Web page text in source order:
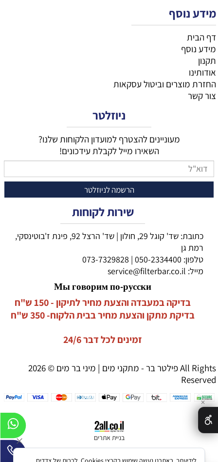
מידע נוסף
דף הבית
מידע נוסף
תקנון
אודותינו
החזרת מוצרים וביטול עסקאות
צור קשר
ניוזלטר
מעוניינים להצטרף למועדון הלקוחות שלנו?
השאירו מייל לקבלת עידכונים!
שירות לקוחות
כתובת: שד' קוגל 29, חולון | שד' הרצל 92, פינת ז'בוטינסקי,
רמת גן
טלפון: 050-2334400
|
073-7329828
מייל: service@filterbar.co.il
Мы говорим по-русски
בדיקה במעבדה והצעת מחיר לתיקון - 150 ש"ח
בדיקת מתקן והצעת מחיר בבית הלקוח- 350 ש"ח
זמינים לכל דבר 24/6
Reserved
בניית אתרים
✕